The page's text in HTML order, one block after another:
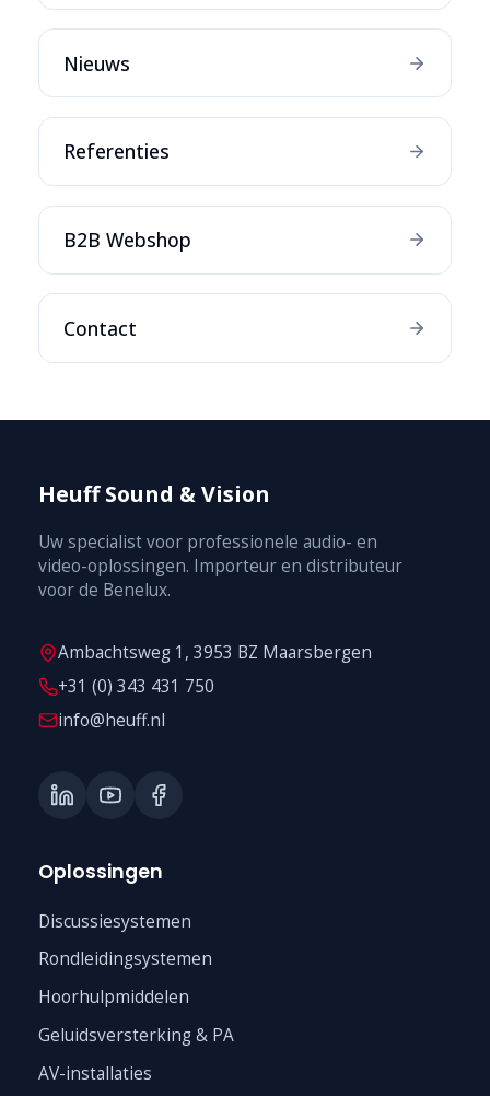
Nieuws
Referenties
B2B Webshop
Contact
Heuff Sound & Vision
Uw specialist voor professionele audio- en
video-oplossingen. Importeur en distributeur
voor de Benelux.
Ambachtsweg 1, 3953 BZ Maarsbergen
+31 (0) 343 431 750
info@heuff.nl
Oplossingen
Discussiesystemen
Rondleidingsystemen
Hoorhulpmiddelen
Geluidsversterking & PA
AV-installaties